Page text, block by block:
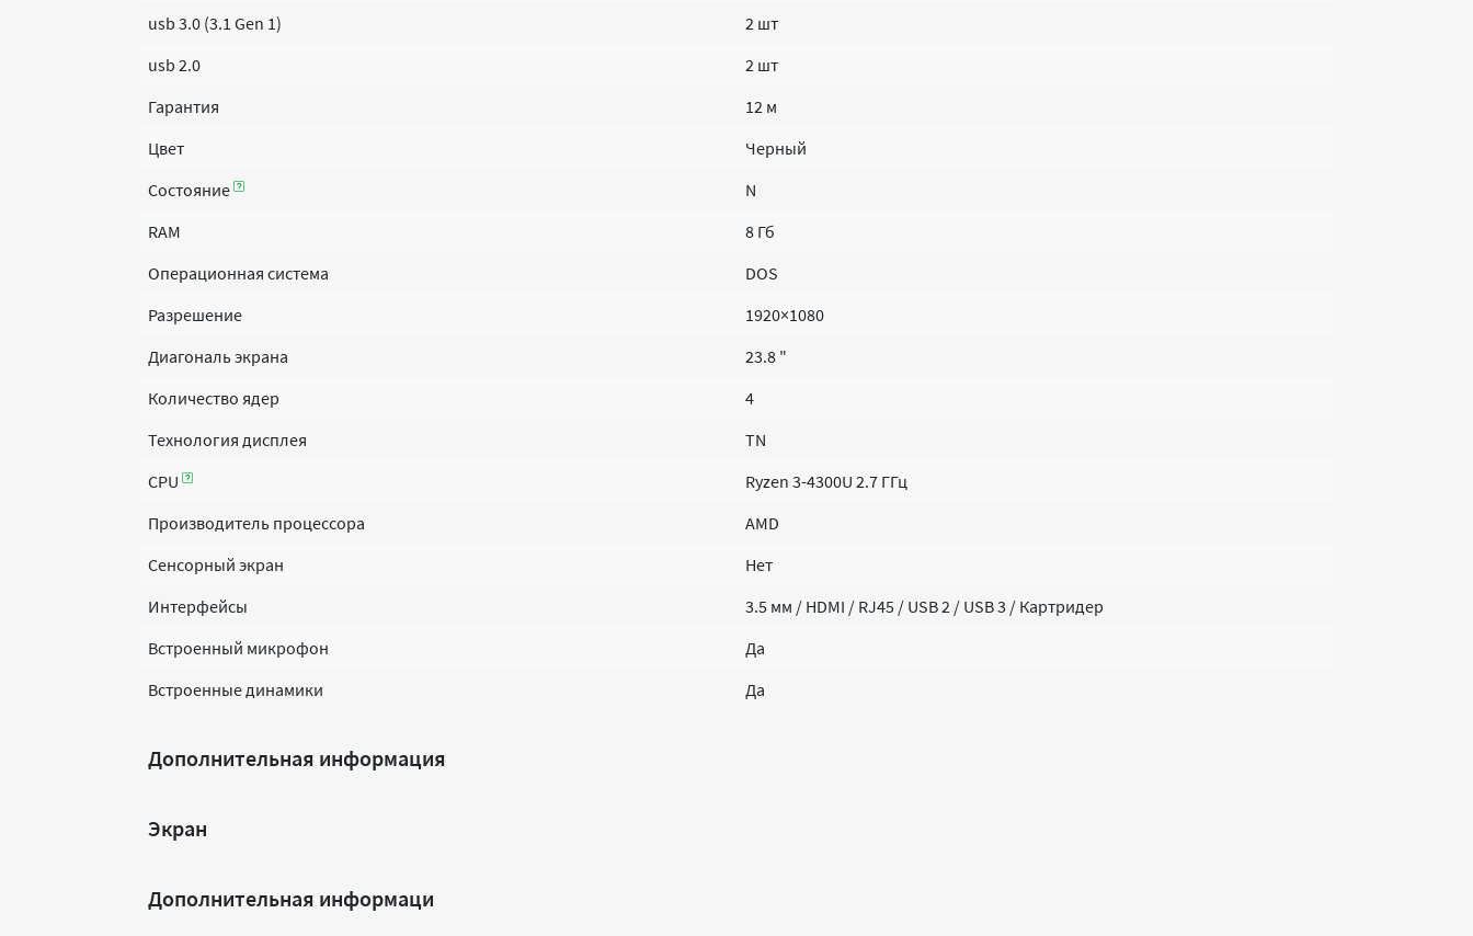
usb 3.0 (3.1 Gen 1)
2 шт
usb 2.0
2 шт
Гарантия
12 м
Цвет
Черный
Состояние
N
RAM
8 Гб
Операционная система
DOS
Разрешение
1920×1080
Диагональ экрана
23.8 "
Количество ядер
4
Технология дисплея
TN
CPU
Ryzen 3-4300U 2.7 ГГц
Производитель процессора
AMD
Сенсорный экран
Нет
Интерфейсы
3.5 мм / HDMI / RJ45 / USB 2 / USB 3 / Картридер
Встроенный микрофон
Да
Встроенные динамики
Да
Дополнительная информация
Экран
Дополнительная информаци